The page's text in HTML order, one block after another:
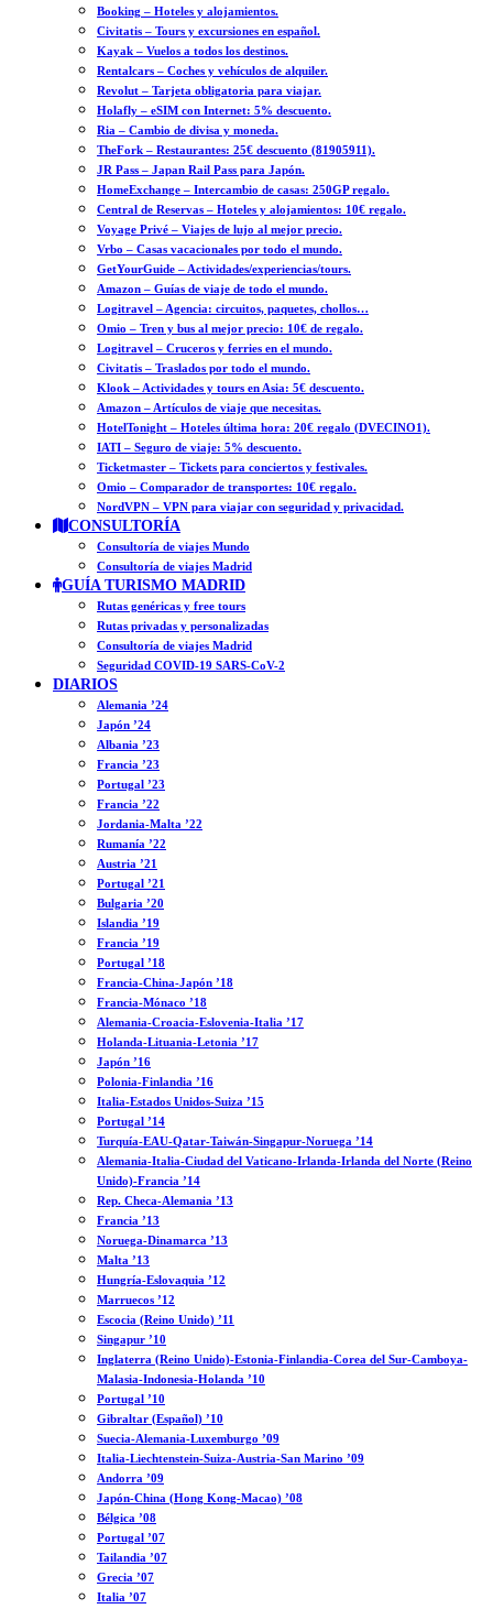
Booking – Hoteles y alojamientos.
Civitatis – Tours y excursiones en español.
Kayak – Vuelos a todos los destinos.
Rentalcars – Coches y vehículos de alquiler.
Revolut – Tarjeta obligatoria para viajar.
Holafly – eSIM con Internet: 5% descuento.
Ria – Cambio de divisa y moneda.
TheFork – Restaurantes: 25€ descuento (81905911).
JR Pass – Japan Rail Pass para Japón.
HomeExchange – Intercambio de casas: 250GP regalo.
Central de Reservas – Hoteles y alojamientos: 10€ regalo.
Voyage Privé – Viajes de lujo al mejor precio.
Vrbo – Casas vacacionales por todo el mundo.
GetYourGuide – Actividades/experiencias/tours.
Amazon – Guías de viaje de todo el mundo.
Logitravel – Agencia: circuitos, paquetes, chollos…
Omio – Tren y bus al mejor precio: 10€ de regalo.
Logitravel – Cruceros y ferries en el mundo.
Civitatis – Traslados por todo el mundo.
Klook – Actividades y tours en Asia: 5€ descuento.
Amazon – Artículos de viaje que necesitas.
HotelTonight – Hoteles última hora: 20€ regalo (DVECINO1).
IATI – Seguro de viaje: 5% descuento.
Ticketmaster – Tickets para conciertos y festivales.
Omio – Comparador de transportes: 10€ regalo.
NordVPN – VPN para viajar con seguridad y privacidad.
CONSULTORÍA
Consultoría de viajes Mundo
Consultoría de viajes Madrid
GUÍA TURISMO MADRID
Rutas genéricas y free tours
Rutas privadas y personalizadas
Consultoría de viajes Madrid
Seguridad COVID-19 SARS-CoV-2
DIARIOS
Alemania ’24
Japón ’24
Albania ’23
Francia ’23
Portugal ’23
Francia ’22
Jordania-Malta ’22
Rumanía ’22
Austria ’21
Portugal ’21
Bulgaria ’20
Islandia ’19
Francia ’19
Portugal ’18
Francia-China-Japón ’18
Francia-Mónaco ’18
Alemania-Croacia-Eslovenia-Italia ’17
Holanda-Lituania-Letonia ’17
Japón ’16
Polonia-Finlandia ’16
Italia-Estados Unidos-Suiza ’15
Portugal ’14
Turquía-EAU-Qatar-Taiwán-Singapur-Noruega ’14
Alemania-Italia-Ciudad del Vaticano-Irlanda-Irlanda del Norte (Reino
Unido)-Francia ’14
Rep. Checa-Alemania ’13
Francia ’13
Noruega-Dinamarca ’13
Malta ’13
Hungría-Eslovaquia ’12
Marruecos ’12
Escocia (Reino Unido) ’11
Singapur ’10
Inglaterra (Reino Unido)-Estonia-Finlandia-Corea del Sur-Camboya-
Malasia-Indonesia-Holanda ’10
Portugal ’10
Gibraltar (Español) ’10
Suecia-Alemania-Luxemburgo ’09
Italia-Liechtenstein-Suiza-Austria-San Marino ’09
Andorra ’09
Japón-China (Hong Kong-Macao) ’08
Bélgica ’08
Portugal ’07
Tailandia ’07
Grecia ’07
Italia ’07